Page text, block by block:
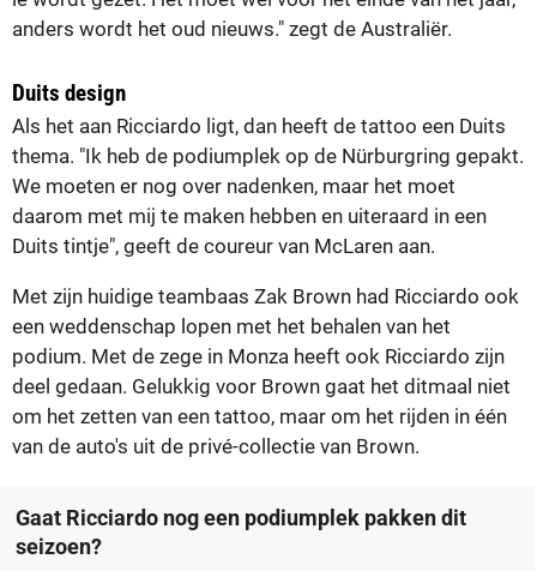
anders wordt het oud nieuws." zegt de Australiër.
Duits design
Als het aan Ricciardo ligt, dan heeft de tattoo een Duits
thema. "Ik heb de podiumplek op de Nürburgring gepakt.
We moeten er nog over nadenken, maar het moet
daarom met mij te maken hebben en uiteraard in een
Duits tintje", geeft de coureur van McLaren aan.
Met zijn huidige teambaas Zak Brown had Ricciardo ook
een weddenschap lopen met het behalen van het
podium. Met de zege in Monza heeft ook Ricciardo zijn
deel gedaan. Gelukkig voor Brown gaat het ditmaal niet
om het zetten van een tattoo, maar om het rijden in één
van de auto's uit de privé-collectie van Brown.
Gaat Ricciardo nog een podiumplek pakken dit
seizoen?